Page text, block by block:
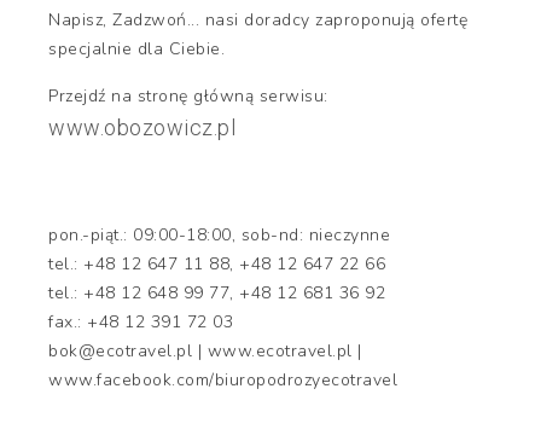
Napisz, Zadzwoń... nasi doradcy zaproponują ofertę
specjalnie dla Ciebie.
Przejdź na stronę główną serwisu:
www.obozowicz.pl
pon.-piąt.: 09:00-18:00, sob-nd: nieczynne
tel.: +48 12 647 11 88, +48 12 647 22 66
tel.: +48 12 648 99 77, +48 12 681 36 92
fax.: +48 12 391 72 03
bok@ecotravel.pl | www.ecotravel.pl |
www.facebook.com/biuropodrozyecotravel